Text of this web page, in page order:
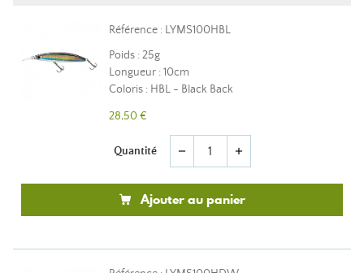
Référence : LYMS100HBL
Poids : 25g
Longueur : 10cm
Coloris : HBL - Black Back
28,50 €
Quantité remove add
Ajouter au panier